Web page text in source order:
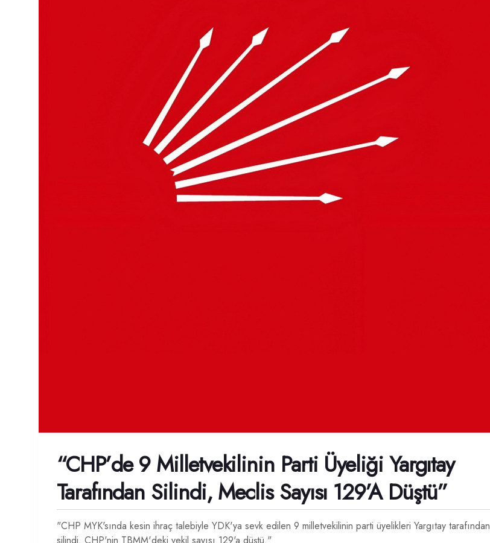
“CHP’de 9 Milletvekilinin Parti Üyeliği Yargıtay
Tarafından Silindi, Meclis Sayısı 129’a Düştü”
"CHP MYK'sında kesin ihraç talebiyle YDK'ya sevk edilen 9 milletvekilinin parti üyelikleri Yargıtay tarafından
silindi. CHP'nin TBMM'deki vekil sayısı 129'a düştü."